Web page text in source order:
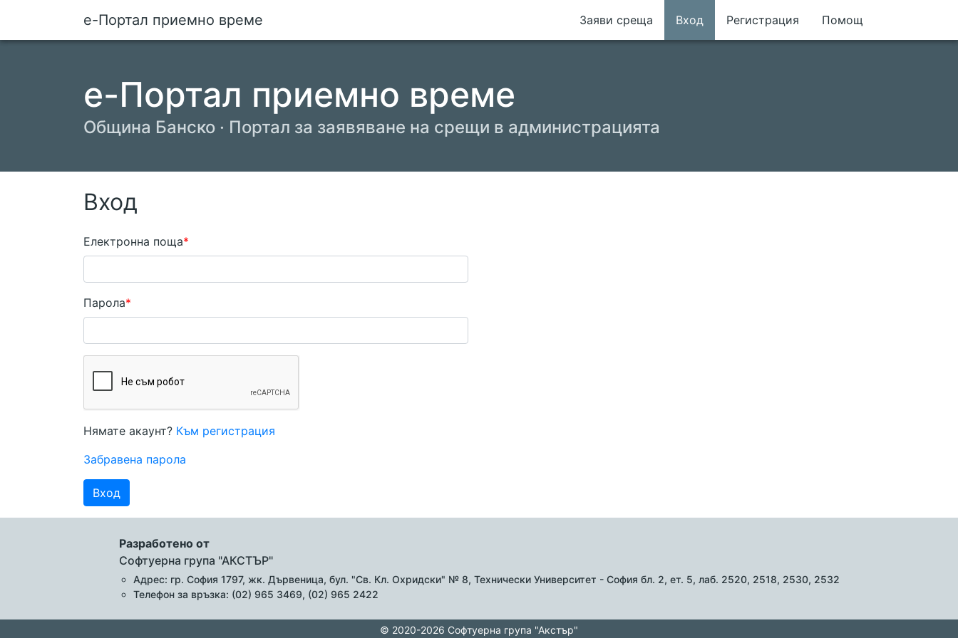
е-Портал приемно време Заяви среща Вход Регистрация Помощ
е-Портал приемно време
Община Банско · Портал за заявяване на срещи в администрацията
Вход
Електронна поща
Парола
Нямате акаунт? Към регистрация
Забравена парола
Вход
Разработено от
Софтуерна група "АКСТЪР"
Адрес: гр. София 1797, жк. Дървеница, бул. "Св. Кл. Охридски" № 8, Технически Университет - София бл. 2, ет. 5, лаб. 2520, 2518, 2530, 2532
Телефон за връзка: (02) 965 3469, (02) 965 2422
© 2020-2026 Софтуерна група "Акстър"